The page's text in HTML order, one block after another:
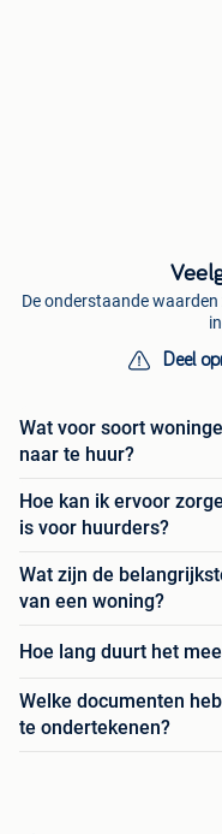
De onderstaande
Deel
Wat voor soort
naar te huur?
Hoe kan ik ervoor
is voor huurders?
Wat zijn de
van een woning?
Hoe lang duurt het
Welke documenten
te ondertekenen?